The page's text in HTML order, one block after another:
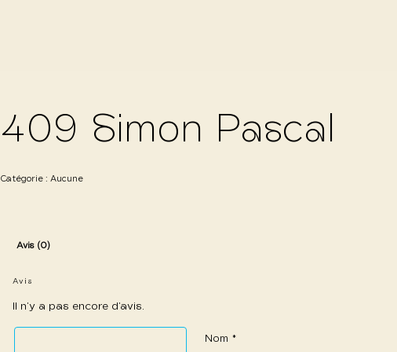
409 Simon Pascal
Catégorie : Aucune
Avis (0)
Avis
Il n’y a pas encore d’avis.
Nom *